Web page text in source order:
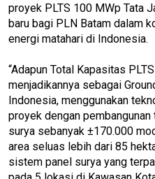
proyek PLTS 100 MWp Tata
baru bagi PLN Batam dalam
energi matahari di Indonesia.
“Adapun Total Kapasitas
menjadikannya sebagai
Indonesia, menggunakan
proyek dengan
surya sebanyak ±170.000
area seluas lebih dari 85
sistem panel surya yang